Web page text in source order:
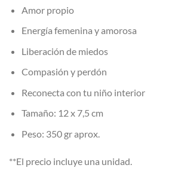
Amor propio
Energía femenina y amorosa
Liberación de miedos
Compasión y perdón
Reconecta con tu niño interior
Tamaño: 12 x 7,5 cm
Peso: 350 gr aprox.
**El precio incluye una unidad.